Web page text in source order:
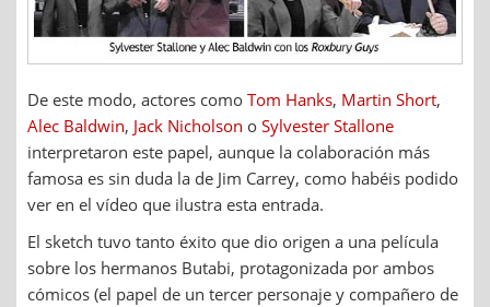
De este modo, actores como Tom Hanks, Martin Short,
Alec Baldwin, Jack Nicholson o Sylvester Stallone
interpretaron este papel, aunque la colaboración más
famosa es sin duda la de Jim Carrey, como habéis podido
ver en el vídeo que ilustra esta entrada.
El sketch tuvo tanto éxito que dio origen a una película
sobre los hermanos Butabi, protagonizada por ambos
cómicos (el papel de un tercer personaje y compañero de